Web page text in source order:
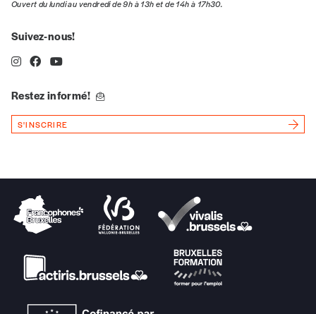
Je m'abonne à l'Imag
Format papier (livraison uniquement
en Belgique)
Je commande au numéro
Édition papier (livraison en Belgique
Ouvert du lundi au vendredi de 9h à 13h et de 14h à 17h30.
Suivez-nous!
Restez informé!
S'INSCRIRE